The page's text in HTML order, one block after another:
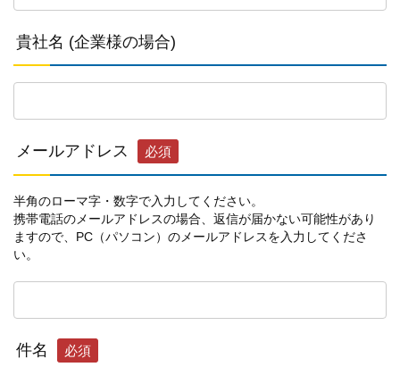
貴社名 (企業様の場合)
メールアドレス 必須
半角のローマ字・数字で入力してください。
携帯電話のメールアドレスの場合、返信が届かない可能性があり
ますので、PC（パソコン）のメールアドレスを入力してくださ
い。
件名 必須